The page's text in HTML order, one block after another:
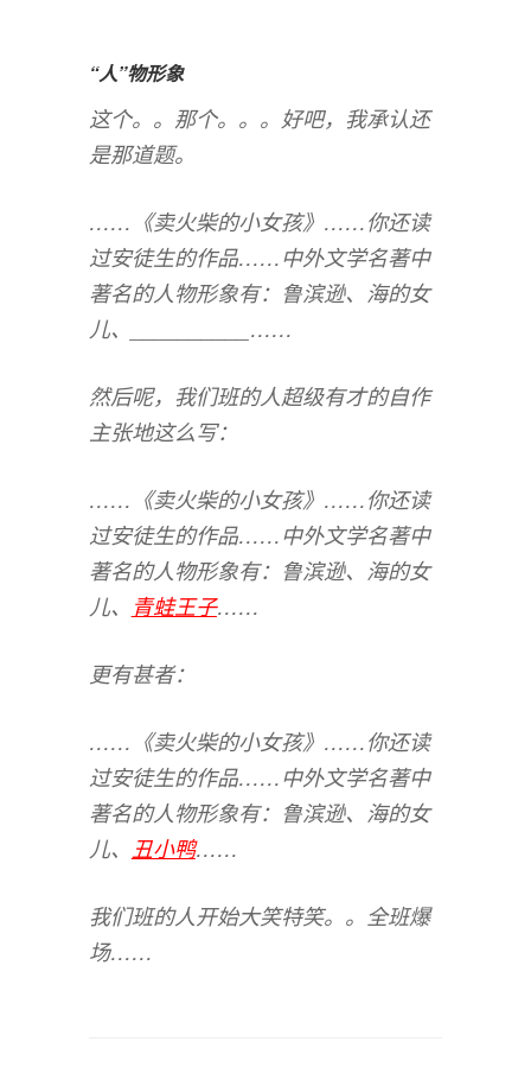
“人”物形象
这个。。那个。。。好吧，我承认还
是那道题。
……《卖火柴的小女孩》……你还读
过安徒生的作品……中外文学名著中
著名的人物形象有：鲁滨逊、海的女
儿、__________……
然后呢，我们班的人超级有才的自作
主张地这么写：
……《卖火柴的小女孩》……你还读
过安徒生的作品……中外文学名著中
著名的人物形象有：鲁滨逊、海的女
儿、 青蛙王子……
更有甚者：
……《卖火柴的小女孩》……你还读
过安徒生的作品……中外文学名著中
著名的人物形象有：鲁滨逊、海的女
儿、 丑小鸭……
我们班的人开始大笑特笑。。全班爆
场……